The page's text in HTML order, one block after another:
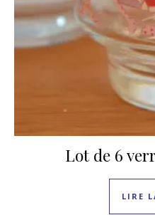
Lot de 6
LIRE